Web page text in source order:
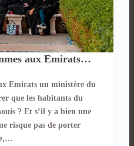
aux Emirats…
Emirats un ministère du
que les habitants du
? Et s’il y a bien une
risque pas de porter